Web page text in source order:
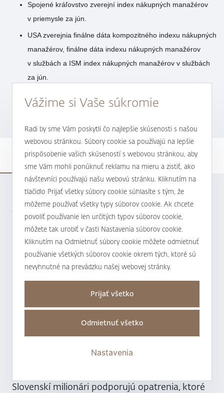
Spojené kráľovstvo zverejní index nákupných manažérov
v priemysle za jún.
USA zverejnia finálne dáta kompozitného indexu nákupných
manažérov, finálne dáta indexu nákupných manažérov
v službách a ISM index nákupných manažérov v službách
za jún.
Corp.
Novinky Správy z trhov Zaujímavosti
NOVINKY 18.06.2026
J&T BANKA získala ocenenie Burzy cenných
papierov v Bratislave za najväčší objem
obchodov už ôsmy rok po sebe
Termínované vklady sa opäť dostávajú do
pozornosti klientov, ktorí preferujú
konzervatívnejší prístup k zhodnocovaniu
svojich finančných prostriedkov
Slovenskí milionári podporujú opatrenia, ktoré
Vážime si Vaše súkromie
Radi by sme Vám poskytli čo najlepšie skúsenosti s našou
webovou stránkou. Súbory cookie sa používajú na lepšie
prispôsobenie vašich skúseností s webovou stránkou, aby
sme Vám mohli ponúknuť reklamu na mieru a zistiť, ako
návštevníci používajú našu webovú stránku. Kliknutím na
tlačidlo Prijať všetky súbory cookie súhlasíte s tým, že
môžeme používať všetky typy súborov cookie. Ak chcete
povoliť používanie len určitých typov súborov cookie,
môžete tak urobiť v časti Nastavenia súborov cookie.
Kliknutím na Odmietnuť súbory cookie môžete odmietnuť
používanie všetkých súborov cookie okrem tých, ktoré sú
nevyhnutné na prevádzku našej webovej stránky.
Prijať všetko
Odmietnuť všetko
Nastavenia